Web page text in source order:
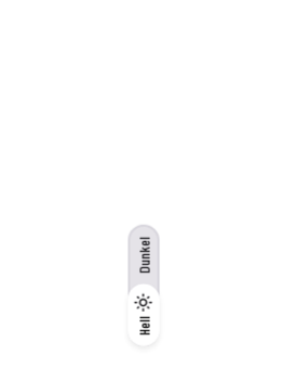
Hell
Dunkel
Hell
Dunkel